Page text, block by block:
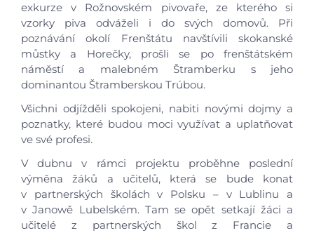
exkurze v Rožnovském pivovaře, ze kterého si
vzorky piva odváželi i do svých domovů. Při
poznávání okolí Frenštátu navštívili skokanské
můstky a Horečky, prošli se po frenštátském
náměstí a malebném Štramberku s jeho
dominantou Štramberskou Trúbou.
Všichni odjížděli spokojeni, nabiti novými dojmy a
poznatky, které budou moci využívat a uplatňovat
ve své profesi.
V dubnu v rámci projektu proběhne poslední
výměna žáků a učitelů, která se bude konat
v partnerských školách v Polsku – v Lublinu a
v Janowě Lubelském. Tam se opět setkají žáci a
učitelé z partnerských škol z Francie a